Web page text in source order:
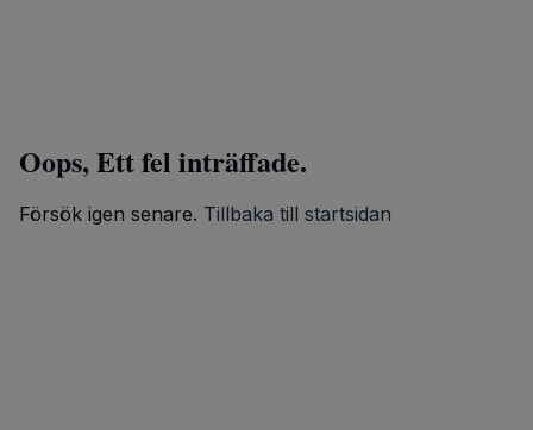
Oops, Ett fel inträffade.
Försök igen senare. Tillbaka till startsidan